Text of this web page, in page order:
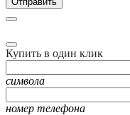
Купить в один клик
символа
номер телефона